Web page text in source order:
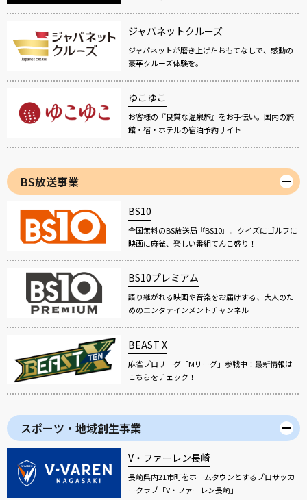
ジャパネットクルーズ
ジャパネットが磨き上げたおもてなしで、感動の
豪華クルーズ体験を。
ゆこゆこ
お客様の『良質な温泉旅』をお手伝い。国内の旅
館・宿・ホテルの宿泊予約サイト
BS放送事業
BS10
全国無料のBS放送局『BS10』。クイズにゴルフに
映画に麻雀、楽しい番組てんこ盛り！
BS10プレミアム
語り継がれる映画や音楽をお届けする、大人のた
めのエンタテインメントチャンネル
BEAST X
麻雀プロリーグ「Mリーグ」参戦中！最新情報は
こちらをチェック！
スポーツ・地域創生事業
V・ファーレン長崎
長崎県内21市町をホームタウンとするプロサッカ
ークラブ「V・ファーレン長崎」